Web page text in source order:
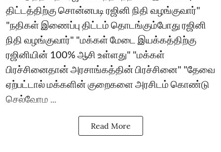
திட்டத்திற்கு சொன்னபடி ரஜினி நிதி வழங்குவார்"
"நதிகள் இணைப்பு திட்டம் தொடங்கும்போது ரஜினி
நிதி வழங்குவார்" "மக்கள் மேடை இயக்கத்திற்கு
ரஜினியின் 100% ஆசி உள்ளது" "மக்கள்
பிரச்சினைதான் அரசாங்கத்தின் பிரச்சினை" "தேவை
ஏற்பட்டால் மக்களின் குறைகளை அரசிடம் கொண்டு
செல்வோம ...
Read More